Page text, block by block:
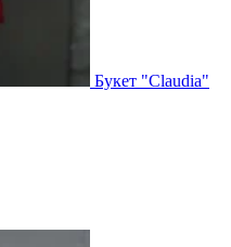
Букет "Claudia"